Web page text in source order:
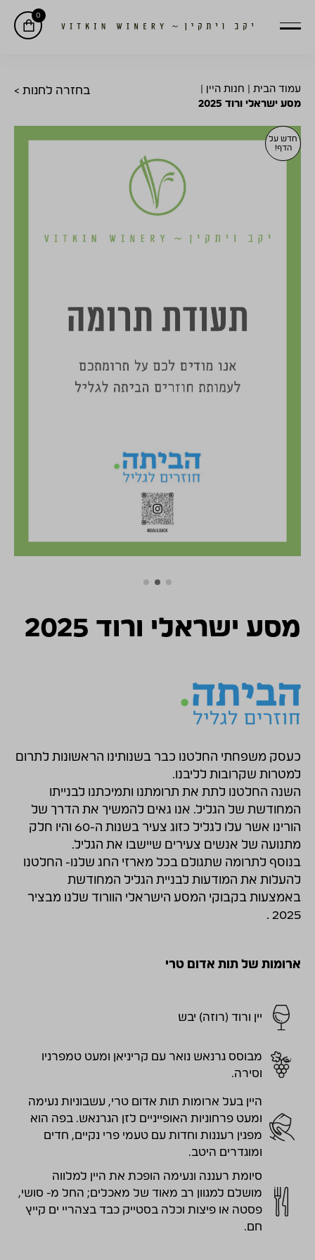
0
עמוד הבית חנות היין
מסע ישראלי ורוד 2025
בחזרה לחנות >
חדש על
הדף!
מסע ישראלי ורוד 2025
כעסק משפחתי החלטנו כבר בשנותינו הראשונות לתרום
למטרות שקרובות לליבנו.
השנה החלטנו לתת את תרומתנו ותמיכתנו לבנייתו
המחודשת של הגליל. אנו גאים להמשיך את הדרך של
הורינו אשר עלו לגליל כזוג צעיר בשנות ה-60 והיו חלק
מתנועה של אנשים צעירים שיישבו את הגליל.
בנוסף לתרומה שתגולם בכל מארזי החג שלנו- החלטנו
להעלות את המודעות לבניית הגליל המחודשת
באמצעות בקבוקי המסע הישראלי הוורוד שלנו מבציר
2025 .
ארומות של תות אדום טרי
יין ורוד (רוזה) יבש
מבוסס גרנאש נואר עם קריניאן ומעט טמפרניו
וסירה.
היין בעל ארומות תות אדום טרי, עשבוניות נעימה
ומעט פרחוניות האופייניים לזן הגרנאש. בפה הוא
מפגין רעננות וחדות עם טעמי פרי נקיים, חדים
ומוגדרים היטב.
סיומת רעננה ונעימה הופכת את היין למלווה
מושלם למגוון רב מאוד של מאכלים; החל מ- סושי,
פסטה או פיצות וכלה בסטייק כבד בצהריי ים קייץ
חם.